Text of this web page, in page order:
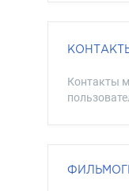
Контакты